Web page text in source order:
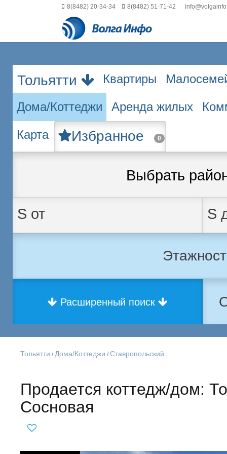
8(8482) 20-34-34 8(8482) 51-71-42
Тольятти Квартиры
Дома/Коттеджи Аренда жилых
Карта Избранное 0
Выбрать
Расширенный поиск
Тольятти / Дома/Коттеджи /Ставропольский
Продается коттедж/дом:
Сосновая